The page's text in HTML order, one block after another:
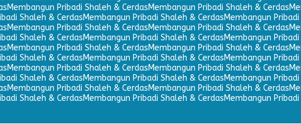
Membangun Pribadi Shaleh & CerdasMembangun Pribadi Shaleh & Cerdas
Shaleh & CerdasMembangun Pribadi Shaleh & CerdasMembangun
Membangun Pribadi Shaleh & CerdasMembangun Pribadi Shaleh & Cerdas
Shaleh & CerdasMembangun Pribadi Shaleh & CerdasMembangun
Membangun Pribadi Shaleh & CerdasMembangun Pribadi Shaleh & Cerdas
Shaleh & CerdasMembangun Pribadi Shaleh & CerdasMembangun
Membangun Pribadi Shaleh & CerdasMembangun Pribadi Shaleh & Cerdas
Shaleh & CerdasMembangun Pribadi Shaleh & CerdasMembangun
Membangun Pribadi Shaleh & CerdasMembangun Pribadi Shaleh & Cerdas
Shaleh & CerdasMembangun Pribadi Shaleh & CerdasMembangun